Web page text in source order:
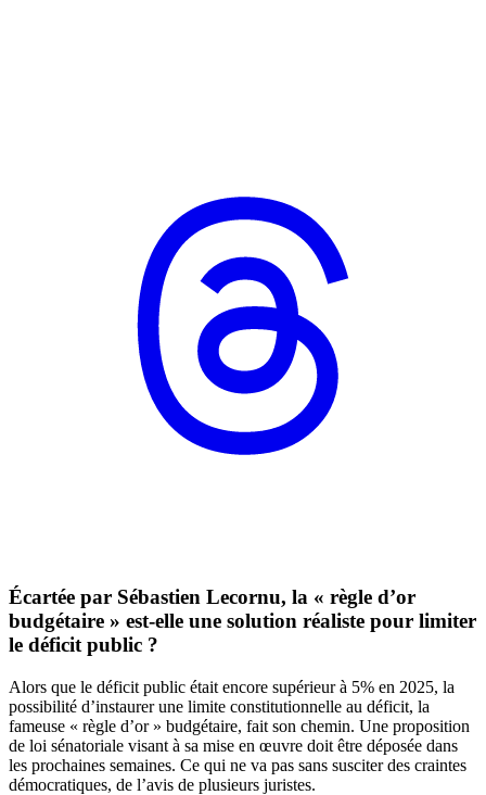
Écartée par Sébastien Lecornu, la « règle d’or
budgétaire » est-elle une solution réaliste pour limiter
le déficit public ?
Alors que le déficit public était encore supérieur à 5% en 2025, la
possibilité d’instaurer une limite constitutionnelle au déficit, la
fameuse « règle d’or » budgétaire, fait son chemin. Une proposition
de loi sénatoriale visant à sa mise en œuvre doit être déposée dans
les prochaines semaines. Ce qui ne va pas sans susciter des craintes
démocratiques, de l’avis de plusieurs juristes.